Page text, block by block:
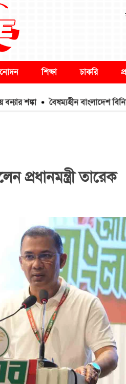
শিক্ষা চাকরি
বৈষম্যহীন বাংলাদেশ বিনির্মাণের
প্রধানমন্ত্রী তারেক